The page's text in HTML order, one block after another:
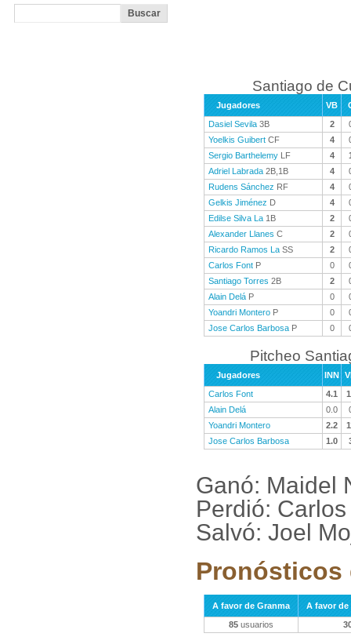
Santiago de
Jugadores VB
Dasiel Sevila 3B 2
Yoelkis Guibert CF 4
Sergio Barthelemy LF 4
Adriel Labrada 2B,1B 4
Rudens Sánchez RF 4
Gelkis Jiménez D 4
Edilse Silva La 1B 2
Alexander Llanes C 2
Ricardo Ramos La SS 2
Carlos Font P 0
Santiago Torres 2B 2
Alain Delá P 0
Yoandri Montero P 0
Jose Carlos Barbosa P 0
Pitcheo
Jugadores INN
Carlos Font
4.1
Alain Delá
0.0
Yoandri Montero
2.2
Jose Carlos Barbosa
1.0
Ganó: Maidel
Perdió:
Salvó: Joel
Pronósticos
A favor de Granma
A favor de
85 usuarios